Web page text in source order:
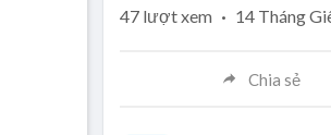
47 lượt xem · 14 Tháng
Chia sẻ